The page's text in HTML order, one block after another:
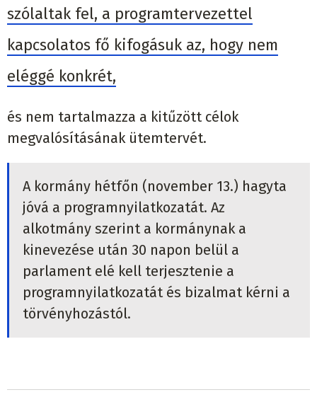
szólaltak fel, a programtervezettel
kapcsolatos fő kifogásuk az, hogy nem
eléggé konkrét,
és nem tartalmazza a kitűzött célok
megvalósításának ütemtervét.
A kormány hétfőn (november 13.) hagyta
jóvá a programnyilatkozatát. Az
alkotmány szerint a kormánynak a
kinevezése után 30 napon belül a
parlament elé kell terjesztenie a
programnyilatkozatát és bizalmat kérni a
törvényhozástól.